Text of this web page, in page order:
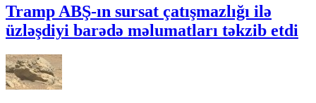
Tramp ABŞ-ın sursat çatışmazlığı ilə
üzləşdiyi barədə məlumatları təkzib etdi